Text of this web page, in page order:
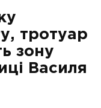
тротуар
зону
Василя